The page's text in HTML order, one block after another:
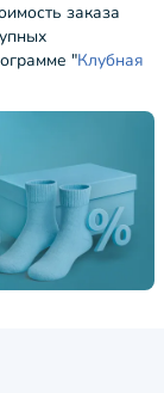
заказа
"Клубная